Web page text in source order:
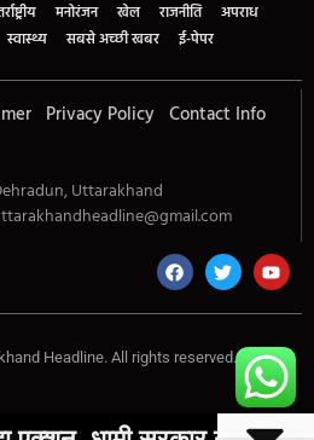
मनोरंजन खेल राजनीति
अपराध
स्वास्थ्य सबसे अच्छी खबर ई-पेपर
Privacy Policy Contact Info
Uttarakhand
Headline. All rights reserved.